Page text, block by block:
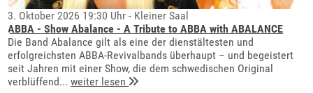
3. Oktober 2026 19:30 Uhr - Kleiner Saal
ABBA - Show Abalance - A Tribute to ABBA with ABALANCE
Die Band Abalance gilt als eine der dienstältesten und
erfolgreichsten ABBA-Revivalbands überhaupt – und begeistert
seit Jahren mit einer Show, die dem schwedischen Original
verblüffend...weiter lesen